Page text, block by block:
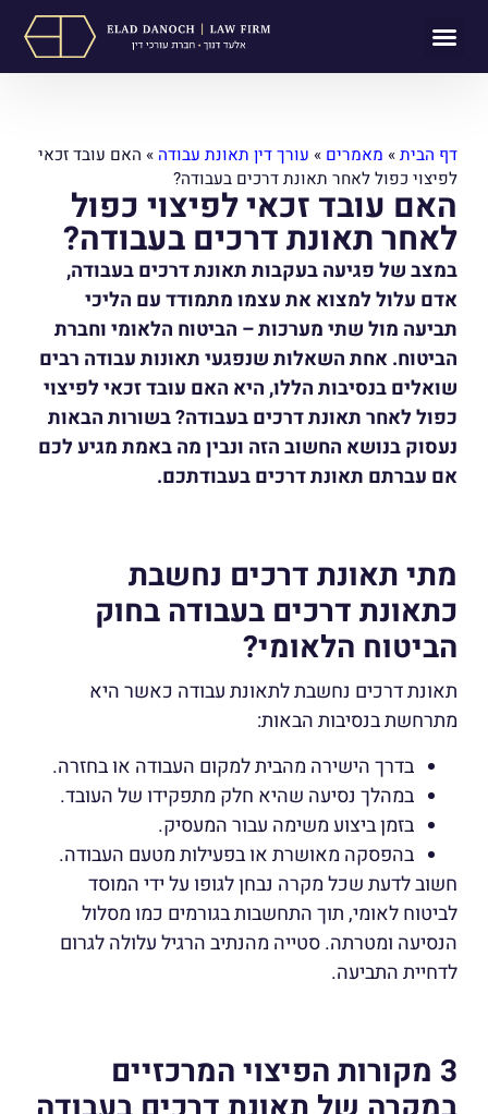
דף הבית» מאמרים » עורך דין תאונת עבודה » האם עובד זכאי
לפיצוי כפול לאחר תאונת דרכים בעבודה?
האם עובד זכאי לפיצוי כפול
לאחר תאונת דרכים בעבודה?
במצב של פגיעה בעקבות תאונת דרכים בעבודה,
אדם עלול למצוא את עצמו מתמודד עם הליכי
תביעה מול שתי מערכות – הביטוח הלאומי וחברת
הביטוח. אחת השאלות שנפגעי תאונות עבודה רבים
שואלים בנסיבות הללו, היא האם עובד זכאי לפיצוי
כפול לאחר תאונת דרכים בעבודה? בשורות הבאות
נעסוק בנושא החשוב הזה ונבין מה באמת מגיע לכם
אם עברתם תאונת דרכים בעבודתכם.
מתי תאונת דרכים נחשבת
כתאונת דרכים בעבודה בחוק
הביטוח הלאומי?
תאונת דרכים נחשבת לתאונת עבודה כאשר היא
מתרחשת בנסיבות הבאות:
בדרך הישירה מהבית למקום העבודה או בחזרה.
במהלך נסיעה שהיא חלק מתפקידו של העובד.
בזמן ביצוע משימה עבור המעסיק.
בהפסקה מאושרת או בפעילות מטעם העבודה.
חשוב לדעת שכל מקרה נבחן לגופו על ידי המוסד
לביטוח לאומי, תוך התחשבות בגורמים כמו מסלול
הנסיעה ומטרתה. סטייה מהנתיב הרגיל עלולה לגרום
לדחיית התביעה.
3 מקורות הפיצוי המרכזיים